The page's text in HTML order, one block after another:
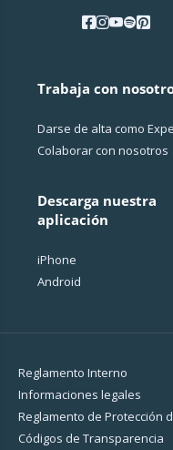
Trabaja con
Darse de alta como
Colaborar con nosotros
Descarga nuestra
aplicación
iPhone
Android
Reglamento Interno
Informaciones legales
Reglamento de Protección
Códigos de Transparencia